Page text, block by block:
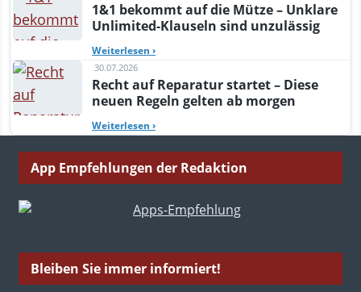
1&1 bekommt auf die Mütze – Unklare
Unlimited-Klauseln sind unzulässig
Weiterlesen ›
30.07.2026
Recht auf Reparatur startet – Diese
neuen Regeln gelten ab morgen
Weiterlesen ›
App Empfehlungen der Redaktion
Bleiben Sie immer informiert!